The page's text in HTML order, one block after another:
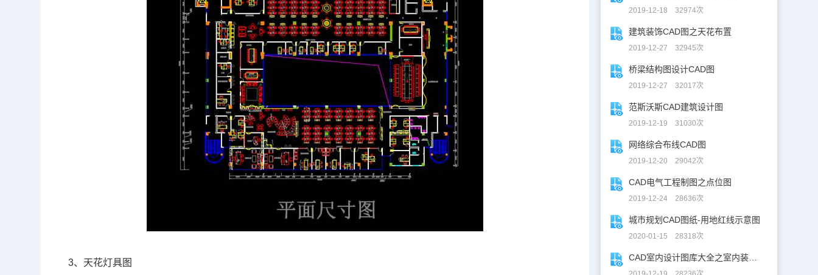
3、天花灯具图
2019-12-18 32974次
建筑装饰CAD图之天花布置
2019-12-27 32945次
桥梁结构图设计CAD图
2019-12-27 32017次
范斯沃斯CAD建筑设计图
2019-12-19 31030次
网络综合布线CAD图
2019-12-20 29042次
CAD电气工程制图之点位图
2019-12-24 28636次
城市规划CAD图纸-用地红线示意图
2020-01-15 28318次